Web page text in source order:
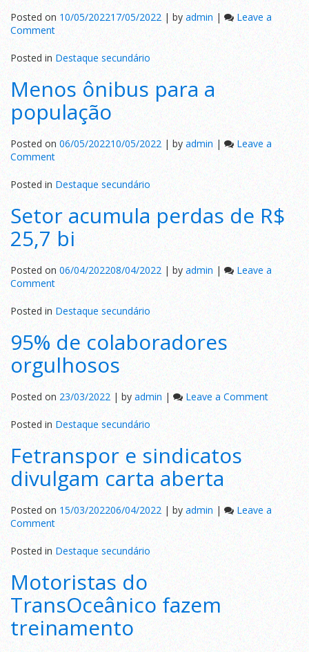
Posted on 10/05/202217/05/2022|byadmin |
Leave a
Commenton
Nota
da
FETRANSPOR
Posted in Destaque secundário
Menos ônibus para a
população
Posted on 06/05/202210/05/2022 | byadmin|
Leave a
Commenton
Menos
ônibus
para
a
população
Posted inDestaque secundário
Setor acumula perdas de R$
25,7 bi
Posted on 06/04/202208/04/2022|byadmin|
Leave a
Commenton
Setor
acumula
perdas
de
R$
25,7
bi
Posted inDestaque secundário
95% de colaboradores
orgulhosos
Posted on 23/03/2022|byadmin| Leave a Commenton
95%
de
Posted inDestaque secundário
Fetranspor e sindicatos
divulgam carta aberta
Posted on15/03/202206/04/2022| byadmin|
Leave a
Commenton
Fetranspor
e
sindicatos
divulgam
carta
aberta
Posted inDestaque secundário
Motoristas do
TransOceânico fazem
treinamento